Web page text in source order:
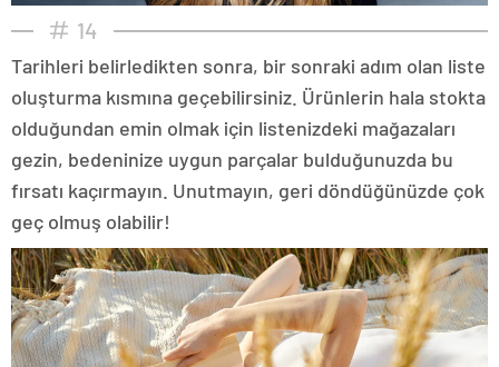
14
Tarihleri belirledikten sonra, bir sonraki adım olan liste
oluşturma kısmına geçebilirsiniz. Ürünlerin hala stokta
olduğundan emin olmak için listenizdeki mağazaları
gezin, bedeninize uygun parçalar bulduğunuzda bu
fırsatı kaçırmayın. Unutmayın, geri döndüğünüzde çok
geç olmuş olabilir!